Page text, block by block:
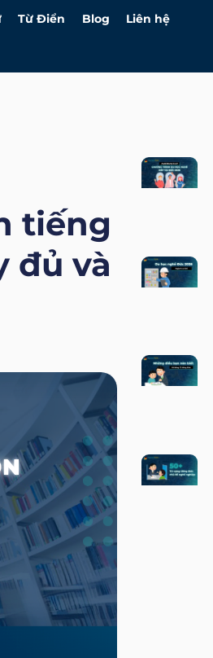
Từ Điển Blog Liên hệ
tiếng
đủ và